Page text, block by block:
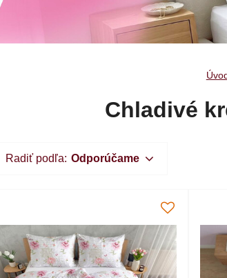
Chladivé
Radiť podľa: Odporúčame